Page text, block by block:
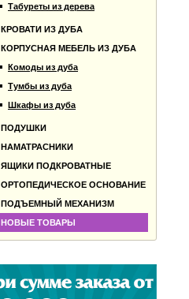
Табуреты из дерева
КРОВАТИ ИЗ ДУБА
КОРПУСНАЯ МЕБЕЛЬ ИЗ ДУБА
Комоды из дуба
Тумбы из дуба
Шкафы из дуба
ПОДУШКИ
НАМАТРАСНИКИ
ЯЩИКИ ПОДКРОВАТНЫЕ
ОРТОПЕДИЧЕСКОЕ ОСНОВАНИЕ
ПОДЪЕМНЫЙ МЕХАНИЗМ
НОВЫЕ ТОВАРЫ